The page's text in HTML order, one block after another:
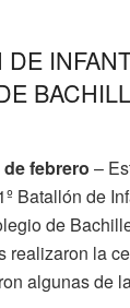
DE
de febrero –
Batallón de
de
realizaron la
algunas de